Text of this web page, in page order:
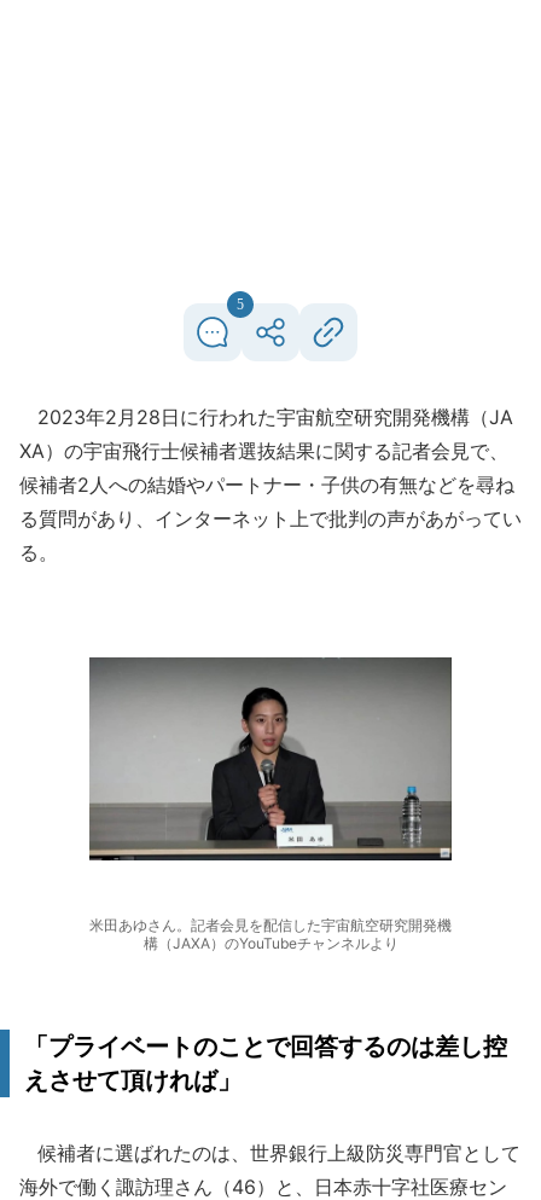
5
2023年2月28日に行われた宇宙航空研究開発機構（JA
XA）の宇宙飛行士候補者選抜結果に関する記者会見で、
候補者2人への結婚やパートナー・子供の有無などを尋ね
る質問があり、インターネット上で批判の声があがってい
る。
米田あゆさん。記者会見を配信した宇宙航空研究開発機
構（JAXA）のYouTubeチャンネルより
「プライベートのことで回答するのは差し控
えさせて頂ければ」
候補者に選ばれたのは、世界銀行上級防災専門官として
海外で働く諏訪理さん（46）と、日本赤十字社医療セン